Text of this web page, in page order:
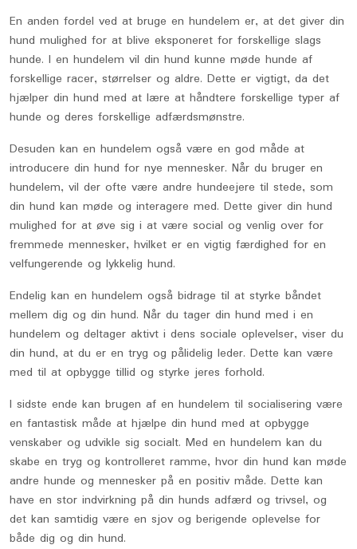
En anden fordel ved at bruge en hundelem er, at det giver din
hund mulighed for at blive eksponeret for forskellige slags
hunde. I en hundelem vil din hund kunne møde hunde af
forskellige racer, størrelser og aldre. Dette er vigtigt, da det
hjælper din hund med at lære at håndtere forskellige typer af
hunde og deres forskellige adfærdsmønstre.
Desuden kan en hundelem også være en god måde at
introducere din hund for nye mennesker. Når du bruger en
hundelem, vil der ofte være andre hundeejere til stede, som
din hund kan møde og interagere med. Dette giver din hund
mulighed for at øve sig i at være social og venlig over for
fremmede mennesker, hvilket er en vigtig færdighed for en
velfungerende og lykkelig hund.
Endelig kan en hundelem også bidrage til at styrke båndet
mellem dig og din hund. Når du tager din hund med i en
hundelem og deltager aktivt i dens sociale oplevelser, viser du
din hund, at du er en tryg og pålidelig leder. Dette kan være
med til at opbygge tillid og styrke jeres forhold.
I sidste ende kan brugen af en hundelem til socialisering være
en fantastisk måde at hjælpe din hund med at opbygge
venskaber og udvikle sig socialt. Med en hundelem kan du
skabe en tryg og kontrolleret ramme, hvor din hund kan møde
andre hunde og mennesker på en positiv måde. Dette kan
have en stor indvirkning på din hunds adfærd og trivsel, og
det kan samtidig være en sjov og berigende oplevelse for
både dig og din hund.